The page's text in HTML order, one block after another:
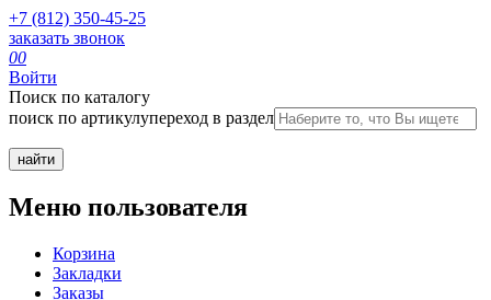
+7 (812) 350-45-25
заказать звонок
00
Войти
Поиск по каталогу
поиск по артикулупереход в раздел
Меню пользователя
Корзина
Закладки
Заказы